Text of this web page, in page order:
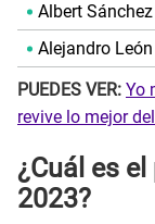
Albert
Alejandro
PUEDES VER: Yo
revive lo mejor
¿Cuál es
2023?